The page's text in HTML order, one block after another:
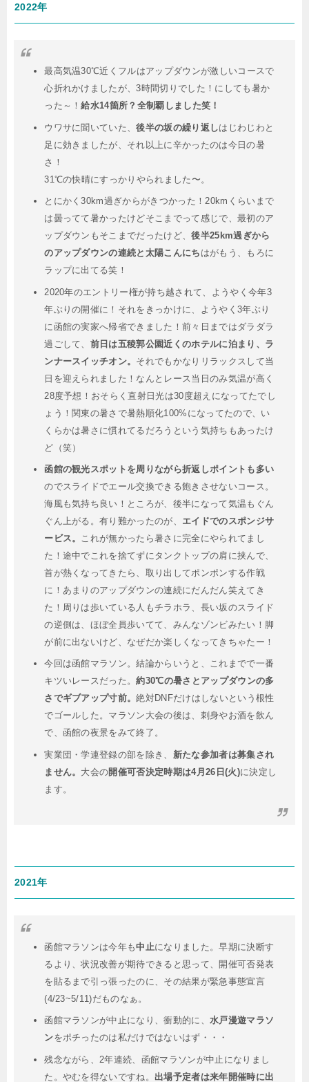
2022年
最高気温30℃近くフルはアップダウンが激しいコースで
心折れかけましたが、3時間切りでした！にしても暑か
った～！給水14箇所？全制覇しました笑！
ウワサに聞いていた、後半の坂の繰り返しはじわじわと
足に効きましたが、それ以上に辛かったのは今日の暑
さ！
31℃の快晴にすっかりやられました〜。
とにかく30km過ぎからがきつかった！20kmくらいまで
は曇ってて暑かったけどそこまでって感じで、最初のア
ップダウンもそこまでだったけど、後半25km過ぎから
のアップダウンの連続と太陽こんにち はがもう、もろに
ラップに出てる笑！
2020年のエントリー権が持ち越されて、ようやく今年3
年ぶりの開催に！それをきっかけに、ようやく3年ぶり
に函館の実家へ帰省できました！前々日まではダラダラ
過ごして、 前日は五稜郭公園近くのホテルに泊まり、ラ
ンナースイッチオン。 それでもかなりリラックスして当
日を迎えられました！なんとレース当日のみ気温が高く
28度予想！おそらく直射日光は30度超えになってたでし
ょう！関東の暑さで暑熱順化100%になってたので、い
くらかは暑さに慣れてるだろうという気持ちもあったけ
ど（笑）
函館の観光スポットを周りながら折返しポイントも多い
のでスライドでエール交換できる飽きさせないコース。
海風も気持ち良い！ところが、後半になって気温もぐん
ぐん上がる。有り難かったのが、 エイドでのスポンジサ
ービス。 これが無かったら暑さに完全にやられてまし
た！途中でこれを捨てずにタンクトップの肩に挟んで、
首が熱くなってきたら、取り出してポンポンする作戦
に！あまりのアップダウンの連続にだんだん笑えてき
た！周りは歩いている人もチラホラ、長い坂のスライド
の逆側は、ほぼ全員歩いてて、みんなゾンビみたい！脚
が前に出ないけど、なぜだか楽しくなってきちゃたー！
今回は函館マラソン。結論からいうと、これまでで一番
キツいレースだった。約30℃の暑さとアップダウンの多
さでギブアップ寸前。絶対DNFだけはしないという根性
でゴールした。マラソン大会の後は、刺身やお酒を飲ん
で、函館の夜景をみて終了。
実業団・学連登録の部を除き、 新たな参加者は募集され
ません。 大会の開催可否決定時期は4月26日(火)に決定し
ます。
2021年
函館マラソンは今年も中止になりました。早期に決断す
るより、状況改善が期待できると思って、開催可否発表
を貼るまで引っ張ったのに、その結果が緊急事態宣言
(4/23~5/11)だものなぁ。
函館マラソンが中止になり、衝動的に、 水戸漫遊マラソ
ンをポチったのは私だけではないはず・・・
残念ながら、2年連続、函館マラソンが中止になりまし
た。やむを得ないですね。出場予定者は来年開催時に出